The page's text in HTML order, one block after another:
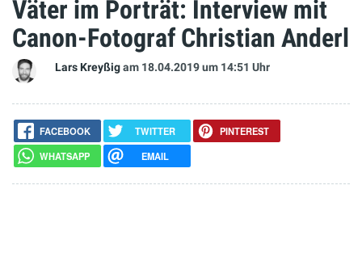
Väter im Porträt: Interview mit
Canon-Fotograf Christian Anderl
Lars Kreyßigam 18.04.2019um 14:51 Uhr
FACEBOOK TWITTER
PINTEREST
WHATSAPP
EMAIL